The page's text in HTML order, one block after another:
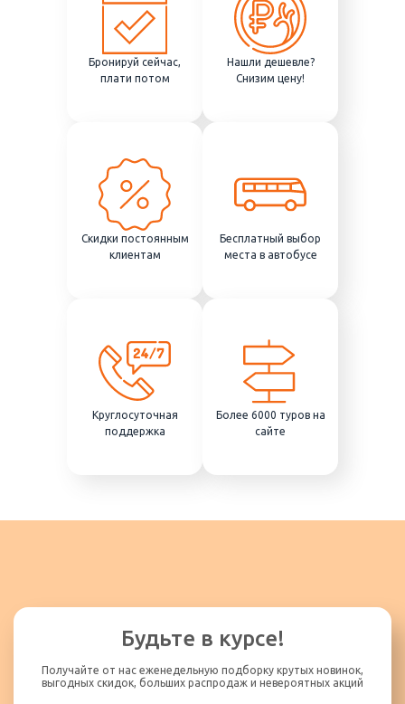
Бронируй сейчас,
плати потом
Нашли дешевле?
Снизим цену!
Скидки постоянным
клиентам
Бесплатный выбор
места в автобусе
Круглосуточная
поддержка
Более 6000 туров на
сайте
Будьте в курсе!
Получайте от нас еженедельную подборку крутых новинок,
выгодных скидок, больших распродаж и невероятных акций